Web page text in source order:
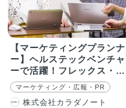
【マーケティングプランナ
ー】ヘルステックベンチャ
ーで活躍！フレックス・在
宅可
マーケティング・広報・PR
株式会社カラダノート